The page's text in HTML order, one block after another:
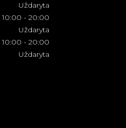
Uždaryta
10:00 - 20:00
Uždaryta
10:00 - 20:00
Uždaryta